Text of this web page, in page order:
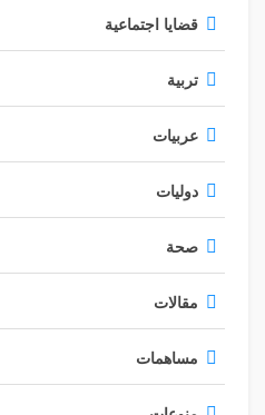
قضايا اجتماعية
تربية
عربيات
دوليات
صحة
مقالات
مساهمات